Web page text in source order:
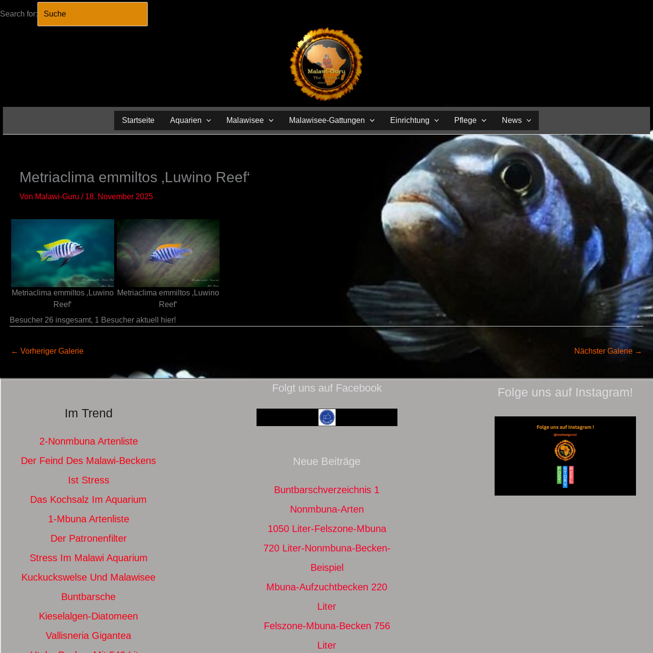
Search for:
Startseite Aquarien Malawisee Malawisee-Gattungen Einrichtung Pflege News
Metriaclima emmiltos ‚Luwino Reef‘
Von Malawi-Guru / 18. November 2025
Metriaclima emmiltos ‚Luwino
Reef‘
Metriaclima emmiltos ‚Luwino
Reef‘
Besucher 26 insgesamt, 1 Besucher aktuell hier!
← Vorheriger Galerie Nächster Galerie →
Im Trend
2-Nonmbuna Artenliste
Der Feind Des Malawi-Beckens
Ist Stress
Das Kochsalz Im Aquarium
1-Mbuna Artenliste
Der Patronenfilter
Stress Im Malawi Aquarium
Kuckuckswelse Und Malawisee
Buntbarsche
Kieselalgen-Diatomeen
Vallisneria Gigantea
Folgt uns auf Facebook
Neue Beiträge
Buntbarschverzeichnis 1
Nonmbuna-Arten
1050 Liter-Felszone-Mbuna
720 Liter-Nonmbuna-Becken-
Beispiel
Mbuna-Aufzuchtbecken 220
Liter
Felszone-Mbuna-Becken 756
Liter
Folge uns auf Instagram!